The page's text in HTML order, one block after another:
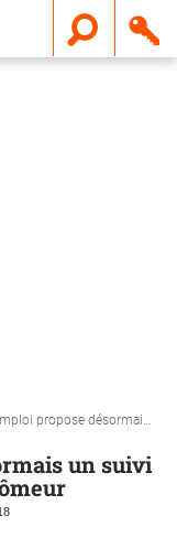
désormais un suivi adapté à chaque profil de chômeur
un suivi